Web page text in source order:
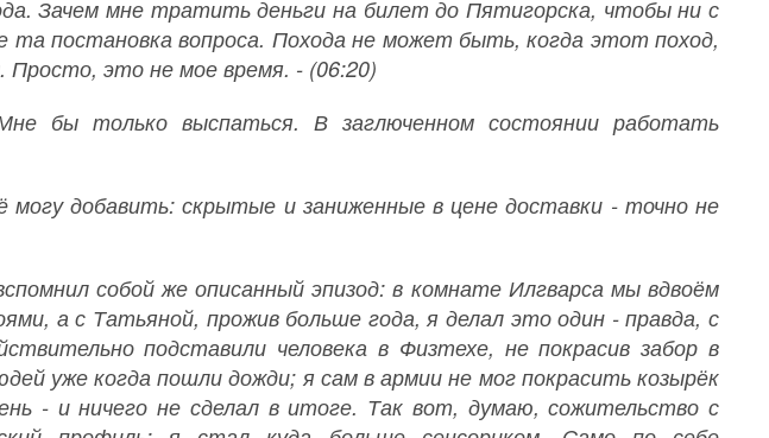
Зачем мне тратить деньги на билет до Пятигорска, чтобы ни с
та постановка вопроса. Похода не может быть, когда этот поход,
Просто, это не мое время. - (06:20)
бы только выспаться. В заглюченном состоянии работать
добавить: скрытые и заниженные в цене доставки - точно не
собой же описанный эпизод: в комнате Илгварса мы вдвоём
а с Татьяной, прожив больше года, я делал это один - правда, с
подставили человека в Физтехе, не покрасив забор в
уже когда пошли дожди; я сам в армии не мог покрасить козырёк
- и ничего не сделал в итоге. Так вот, думаю, сожительство с